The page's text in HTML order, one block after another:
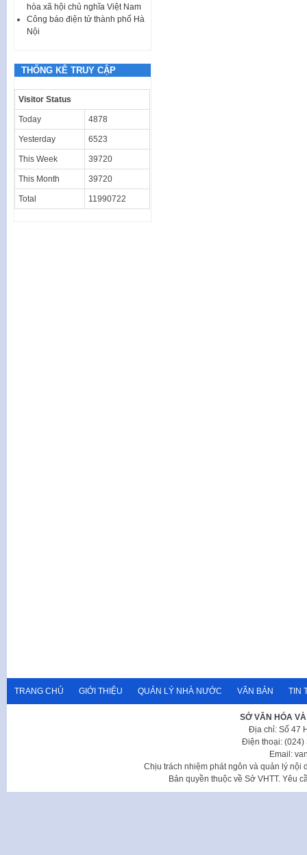
hòa xã hội chủ nghĩa Việt Nam
Công báo điện tử thành phố Hà
Nội
THỐNG KÊ TRUY CẬP
Visitor Status
Today 4878
Yesterday 6523
This Week 39720
This Month 39720
Total 11990722
TRANG CHỦ GIỚI THIỆU QUẢN LÝ NHÀ NƯỚC VĂN BẢN TIN
SỞ VĂN HÓA
Địa chỉ: Số 47
Điện thoại: (024)
Email:
Chịu trách nhiệm phát ngôn và quản lý nội
Bản quyền thuộc về Sở VHTT. Yêu